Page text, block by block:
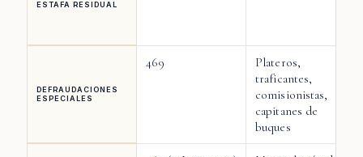
ESTAFA RESIDUAL
DEFRAUDACIONES
ESPECIALES
469
Plateros,
traficantes,
comisionistas,
capitanes de
buques